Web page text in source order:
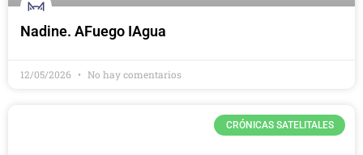
Nadine. AFuego IAgua
12/05/2026 No hay comentarios
CRÓNICAS SATELITALES